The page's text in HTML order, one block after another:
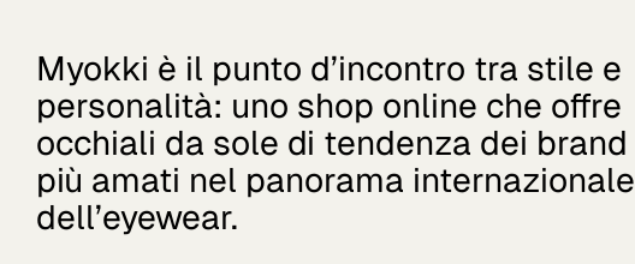
Myokki è il punto d’incontro tra stile e
personalità: uno shop online che offre
occhiali da sole di tendenza dei brand
più amati nel panorama internazionale
dell’eyewear.